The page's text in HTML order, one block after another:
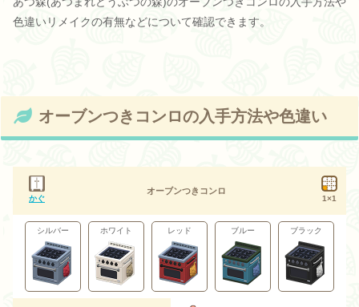
色違いリメイクの有無などについて確認できます。
オーブンつきコンロの入手方法や色違い
かぐ
オーブンつきコンロ
1×1
シルバー ホワイト レッド ブルー ブラック